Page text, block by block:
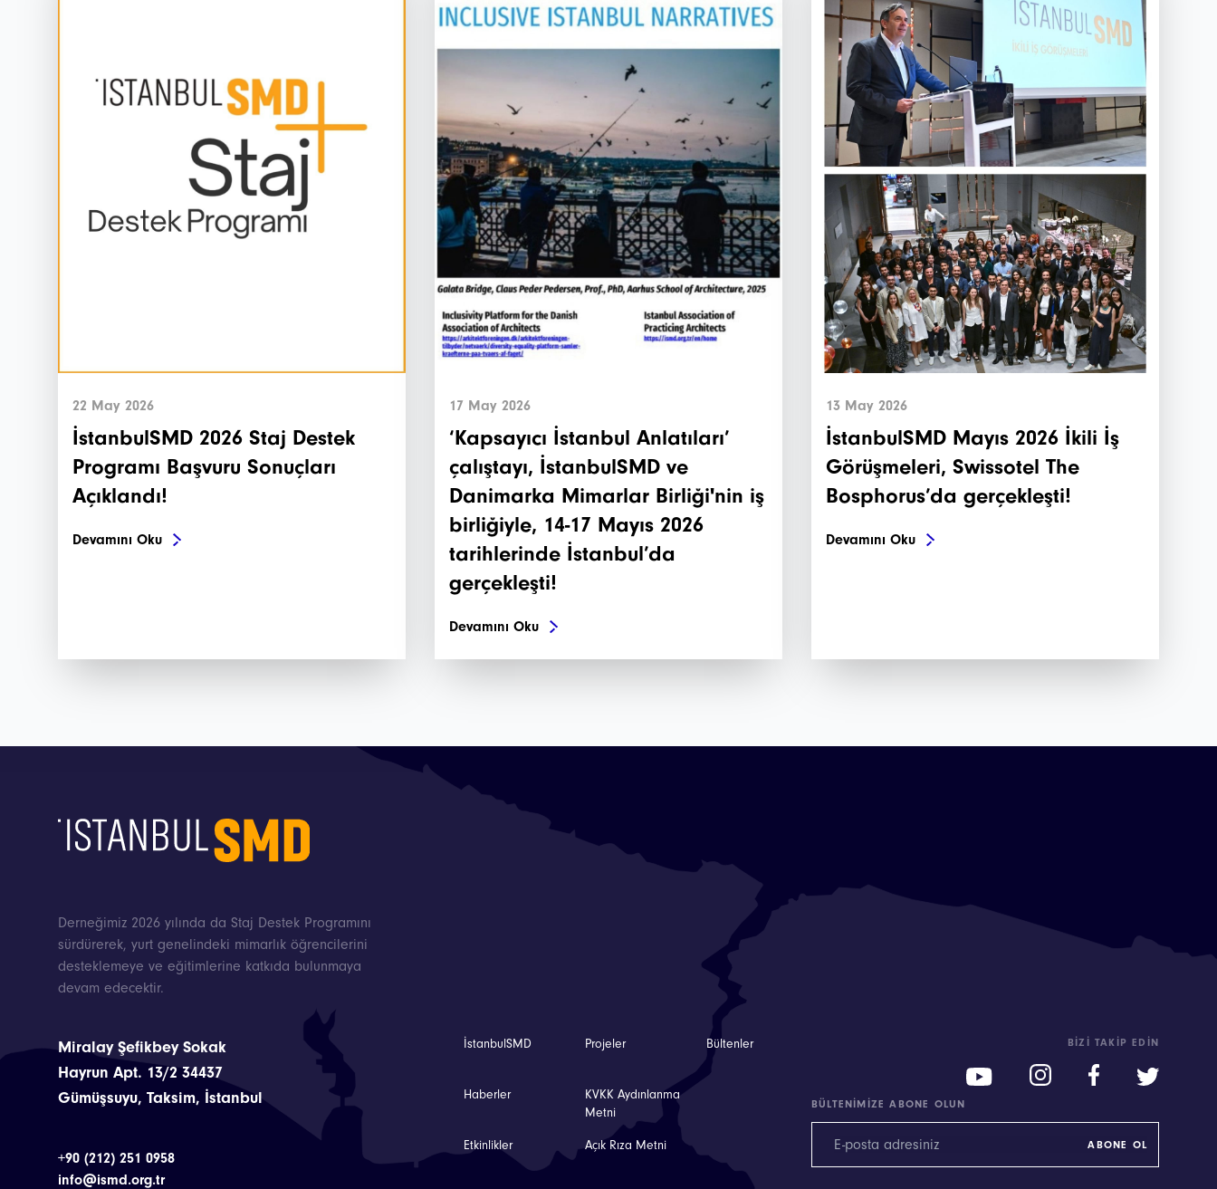
22 May 2026
İstanbulSMD 2026 Staj Destek
Programı Başvuru Sonuçları
Açıklandı!
Devamını Oku
17 May 2026
‘Kapsayıcı İstanbul Anlatıları’
çalıştayı, İstanbulSMD ve
Danimarka Mimarlar Birliği'nin iş
birliğiyle, 14-17 Mayıs 2026
tarihlerinde İstanbul’da
gerçekleşti!
Devamını Oku
13 May 2026
İstanbulSMD Mayıs 2026 İkili İş
Görüşmeleri, Swissotel The
Bosphorus’da gerçekleşti!
Devamını Oku
Derneğimiz 2026 yılında da Staj Destek Programını
sürdürerek, yurt genelindeki mimarlık öğrencilerini
desteklemeye ve eğitimlerine katkıda bulunmaya
devam edecektir.
Miralay Şefikbey Sokak
Hayrun Apt. 13/2 34437
Gümüşsuyu, Taksim, İstanbul
+90 (212) 251 0958
info@ismd.org.tr
İstanbulSMD
Haberler
Etkinlikler
Projeler
KVKK Aydınlanma
Metni
Açık Rıza Metni
Bültenler BIZI TAKIP EDIN
BÜLTENIMIZE ABONE OLUN